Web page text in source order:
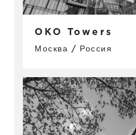
OKO Towers
Москва / Россия